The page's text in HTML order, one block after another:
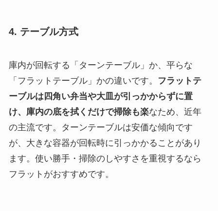
4. テーブル方式
庫内が回転する「ターンテーブル」か、平らな
「フラットテーブル」かの違いです。
フラットテ
ーブルは四角い弁当や大皿が引っかからずに置
け、庫内の底を拭くだけで掃除も楽なため、近年
の主流です。ターンテーブルは安価な傾向です
が、大きな容器が回転時に引っかかることがあり
ます。使い勝手・掃除のしやすさを重視するなら
フラットがおすすめです。